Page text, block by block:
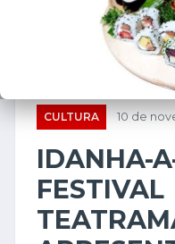
CULTURA 10 de
IDANHA-
FESTIVAL